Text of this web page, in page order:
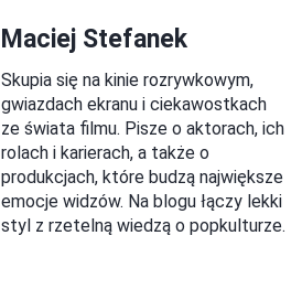
Maciej Stefanek
Skupia się na kinie rozrywkowym,
gwiazdach ekranu i ciekawostkach
ze świata filmu. Pisze o aktorach, ich
rolach i karierach, a także o
produkcjach, które budzą największe
emocje widzów. Na blogu łączy lekki
styl z rzetelną wiedzą o popkulturze.